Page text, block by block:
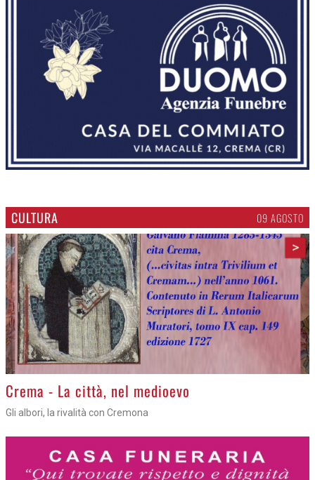
CULTURA 09 AGOSTO
>
Crema - La città, nel medioevo
Gli albori, la rivalità con Cremona